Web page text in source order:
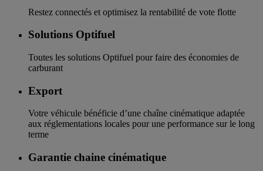
Restez connectés et optimisez la rentabilité de vote flotte
Solutions Optifuel
Toutes les solutions Optifuel pour faire des économies de
carburant
Export
Votre véhicule bénéficie d’une chaîne cinématique adaptée
aux réglementations locales pour une performance sur le long
terme
Garantie chaine cinématique